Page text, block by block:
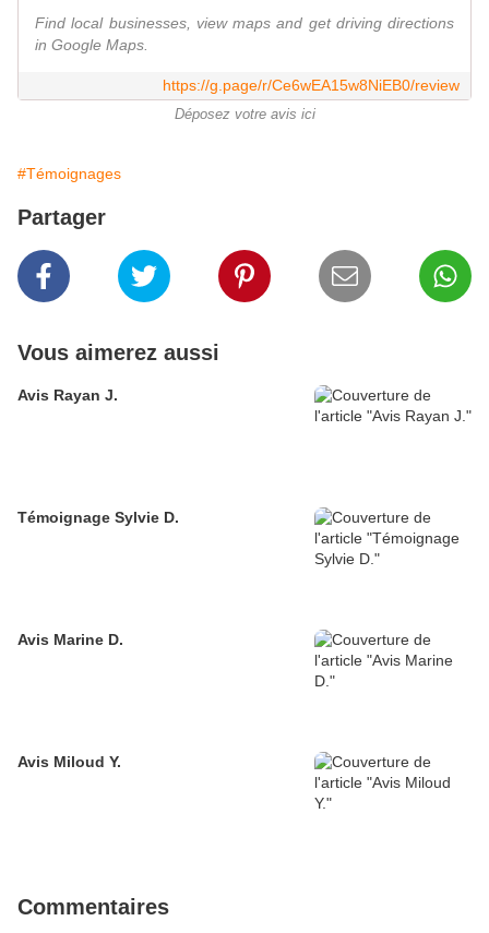
Find local businesses, view maps and get driving directions
in Google Maps.
https://g.page/r/Ce6wEA15w8NiEB0/review
Déposez votre avis ici
#Témoignages
Partager
Vous aimerez aussi
Avis Rayan J.
Témoignage Sylvie D.
Avis Marine D.
Avis Miloud Y.
Commentaires